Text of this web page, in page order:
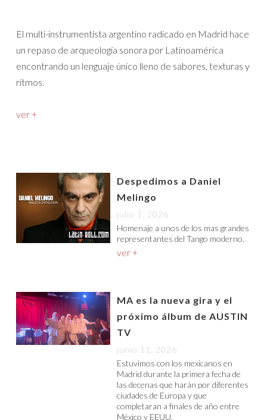
El multi-instrumentista argentino radicado en Madrid hace
un repaso de arqueología sonora por Latinoamérica
encontrando un lenguaje único lleno de sabores, texturas y
ritmos.
ver +
Despedimos a Daniel
Melingo
julio 1, 2026
Homenaje a unos de los mas grandes
representantes del Tango moderno.
ver +
MA es la nueva gira y el
próximo álbum de AUSTIN
TV
junio 11, 2026
Estuvimos con los mexicanos en
Madrid durante la primera fecha de
las decenas que harán por diferentes
ciudades de Europa y que
completaran a finales de año entre
México y EEUU.